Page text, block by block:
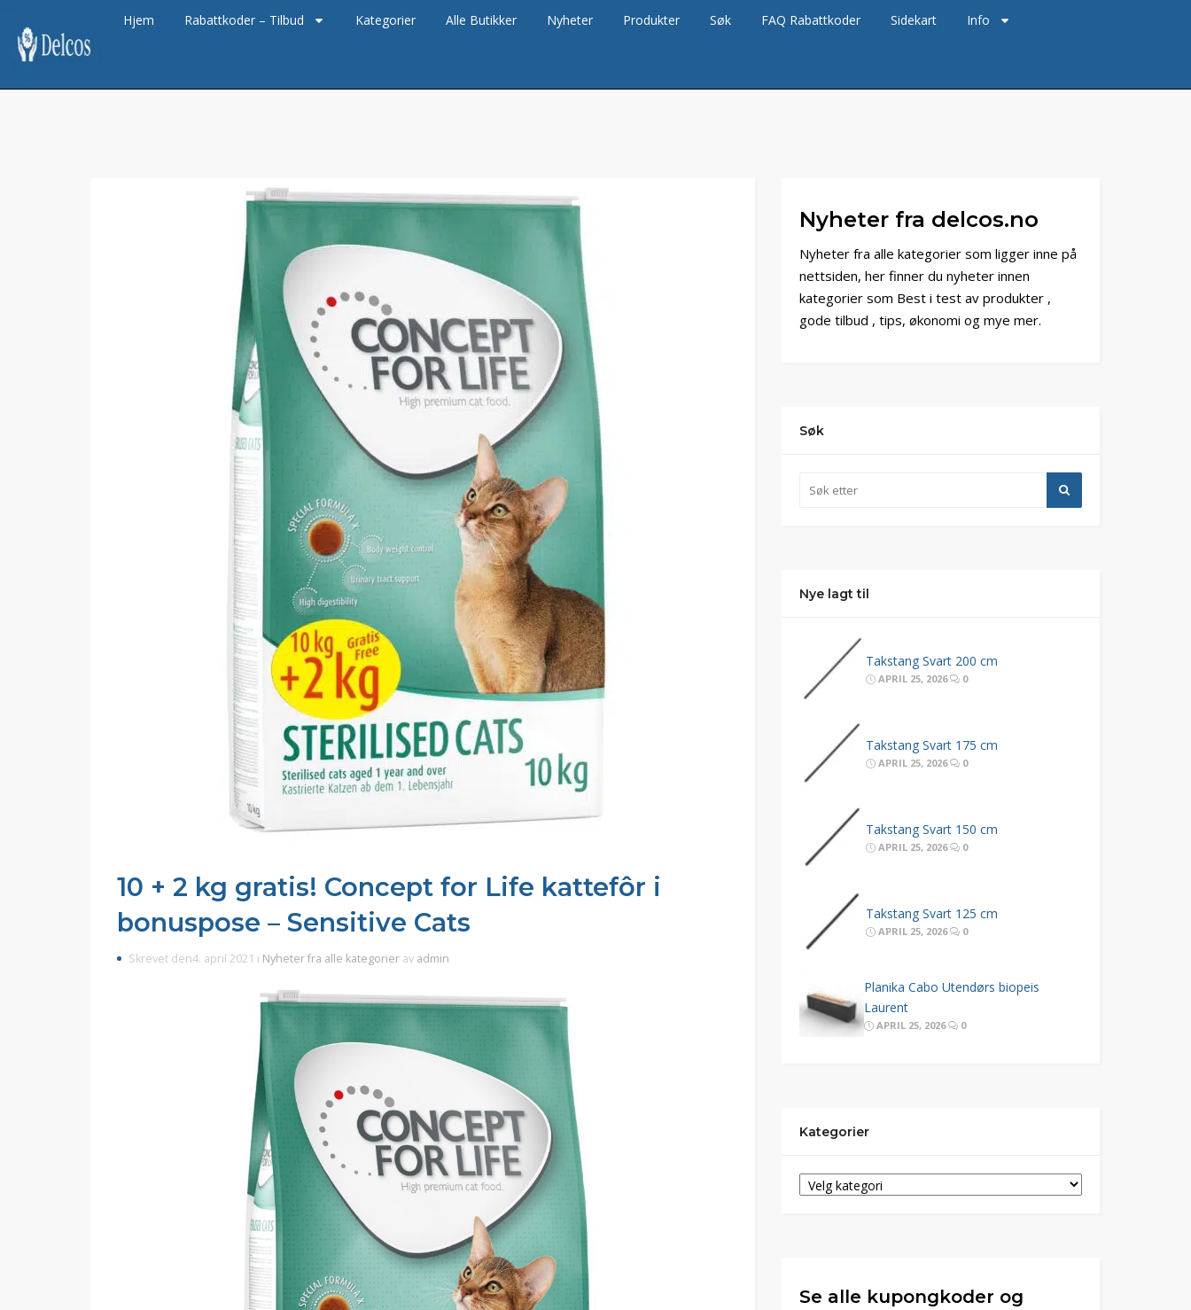
Hjem Rabattkoder – Tilbud Kategorier Alle Butikker Nyheter Produkter Søk FAQ Rabattkoder Sidekart Info
10 + 2 kg gratis! Concept for Life kattefôr i
bonuspose – Sensitive Cats
Skrevet den4. april 2021 i Nyheter fra alle kategorier av admin
Nyheter fra delcos.no
Nyheter fra alle kategorier som ligger inne på
nettsiden, her finner du nyheter innen
kategorier som Best i test av produkter ,
gode tilbud , tips, økonomi og mye mer.
Søk
Nye lagt til
Takstang Svart 200 cm
APRIL 25, 2026 0
Takstang Svart 175 cm
APRIL 25, 2026 0
Takstang Svart 150 cm
APRIL 25, 2026 0
Takstang Svart 125 cm
APRIL 25, 2026 0
Planika Cabo Utendørs biopeis
Laurent
APRIL 25, 2026 0
Kategorier
Se alle kupongkoder og